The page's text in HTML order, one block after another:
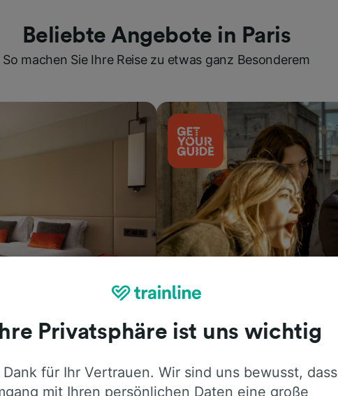
Beliebte Angebote in Paris
So machen Sie Ihre Reise zu etwas ganz Besonderem
Ihre Privatsphäre ist uns wichtig
für Ihr Vertrauen. Wir sind uns bewusst, dass
mit Ihren persönlichen Daten eine große